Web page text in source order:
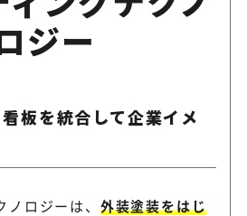
ジー
板を統合して企業イメ
ロジーは、 外装塗装をはじ